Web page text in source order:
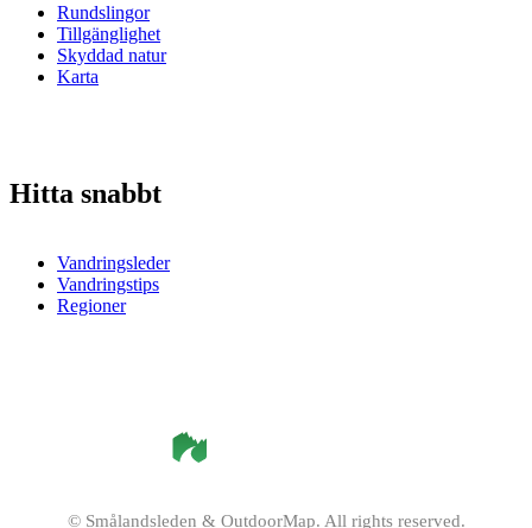
Rundslingor
Tillgänglighet
Skyddad natur
Karta
Hitta snabbt
Vandringsleder
Vandringstips
Regioner
© Smålandsleden & OutdoorMap. All rights reserved.